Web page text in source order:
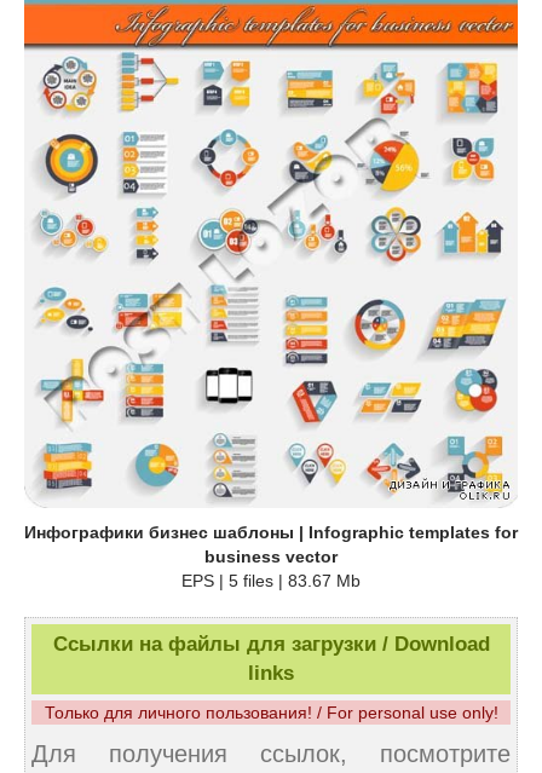
Инфографики бизнес шаблоны | Infographic templates for
business vector
EPS | 5 files | 83.67 Mb
Ссылки на файлы для загрузки / Download
links
Только для личного пользования! / For personal use only!
Для получения ссылок, посмотрите